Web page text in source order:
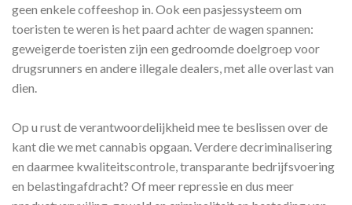
geen enkele coffeeshop in. Ook een pasjessysteem om
toeristen te weren is het paard achter de wagen spannen:
geweigerde toeristen zijn een gedroomde doelgroep voor
drugsrunners en andere illegale dealers, met alle overlast van
dien.
Op u rust de verantwoordelijkheid mee te beslissen over de
kant die we met cannabis opgaan. Verdere decriminalisering
en daarmee kwaliteitscontrole, transparante bedrijfsvoering
en belastingafdracht? Of meer repressie en dus meer